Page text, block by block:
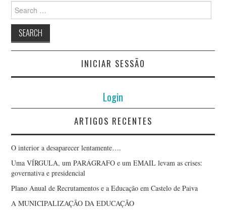
Search
for:
INICIAR SESSÃO
Login
ARTIGOS RECENTES
O interior a desaparecer lentamente….
Uma VÍRGULA, um PARÁGRAFO e um EMAIL levam as crises:
governativa e presidencial
Plano Anual de Recrutamentos e a Educação em Castelo de Paiva
A MUNICIPALIZAÇÃO DA EDUCAÇÃO